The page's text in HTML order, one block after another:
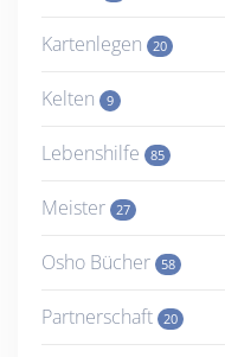
Kartenlegen 20
Kelten 9
Lebenshilfe 85
Meister 27
Osho Bücher 58
Partnerschaft 20